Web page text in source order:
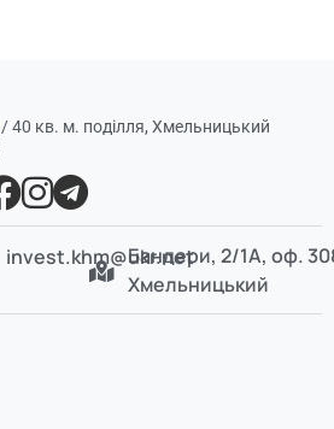
/40 кв. м. поділля, Хмельницький
invest.khm@ukr.netБандери, 2/1А, оф.
Хмельницький